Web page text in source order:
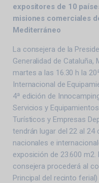
expositores de 10
misiones comerciales
Mediterráneo
La consejera de la
Generalidad de Cataluña,
martes a las 16.30 h la
Internacional de
4ª edición de
Servicios y
Turísticos y Empresas
tendrán lugar del 22 al
nacionales e
exposición de 23.600 m2.
consejera procederá al
Principal del recinto